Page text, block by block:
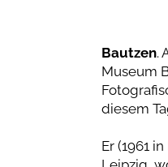
Bautzen.
Museum
diesem
Er (1961